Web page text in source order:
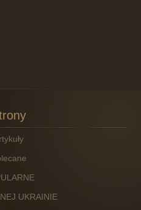
UKRAINIE